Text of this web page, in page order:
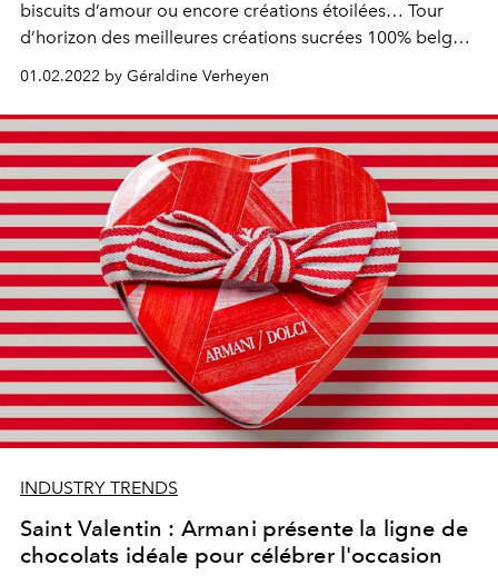
biscuits d’amour ou encore créations étoilées… Tour
d’horizon des meilleures créations sucrées 100% belges
de la Saint-Valentin 2022.
01.02.2022 by Géraldine Verheyen
INDUSTRY TRENDS
Saint Valentin : Armani présente la ligne de
chocolats idéale pour célébrer l'occasion